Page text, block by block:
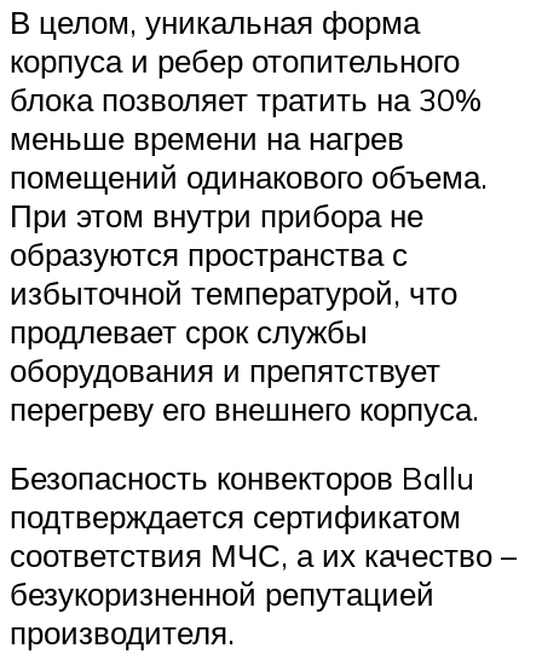
В целом, уникальная форма
корпуса и ребер отопительного
блока позволяет тратить на 30%
меньше времени на нагрев
помещений одинакового объема.
При этом внутри прибора не
образуются пространства с
избыточной температурой, что
продлевает срок службы
оборудования и препятствует
перегреву его внешнего корпуса.
Безопасность конвекторов Ballu
подтверждается сертификатом
соответствия МЧС, а их качество –
безукоризненной репутацией
производителя.